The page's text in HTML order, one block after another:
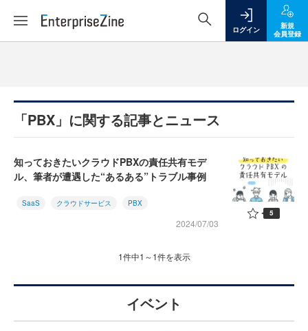
ログイン
新規
会員登録
「PBX」に関する記事とニュース
知っておきたいクラウドPBXの責任共有モデ
ル、筆者が遭遇した“あるある”トラブル事例
SaaS クラウドサービス PBX
2024/07/03
5
1件中1～1件を表示
イベント